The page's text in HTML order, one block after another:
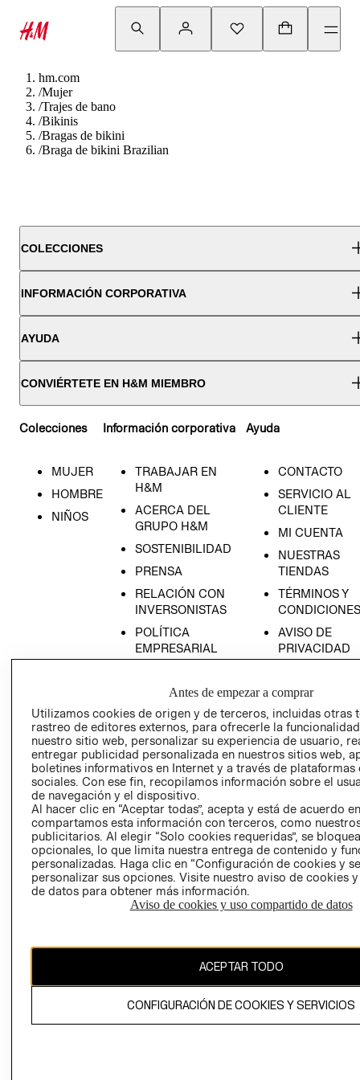
hm.com
/Mujer
/Trajes de bano
/Bikinis
/Bragas de bikini
/Braga de bikini Brazilian
COLECCIONES
INFORMACIÓN CORPORATIVA
AYUDA
CONVIÉRTETE EN H&M MIEMBRO
Colecciones
MUJER
HOMBRE
NIÑOS
Información corporativa
TRABAJAR EN
H&M
ACERCA DEL
GRUPO H&M
SOSTENIBILIDAD
PRENSA
RELACIÓN CON
INVERSONISTAS
POLÍTICA
EMPRESARIAL
Ayuda
CONTACTO
SERVICIO AL
CLIENTE
MI CUENTA
NUESTRAS
TIENDAS
TÉRMINOS Y
CONDICIONES
AVISO DE
PRIVACIDAD
AVISO DE
COOKIES
LIBRO DE
Ecuador ($)
CAMBIAR REGIÓN
El contenido de esta página web está protegido por copyright y es
propiedad de H&M Hennes & Mauritz AB.
Antes de empezar a comprar
Utilizamos cookies de origen y de terceros, incluidas otras
rastreo de editores externos, para ofrecerle la
nuestro sitio web, personalizar su experiencia de usuario,
entregar publicidad personalizada en nuestros sitios web,
boletines informativos en Internet y a través de plataformas
sociales. Con ese fin, recopilamos información sobre el
de navegación y el dispositivo.
Al hacer clic en “Aceptar todas”, acepta y está de acuerdo
compartamos esta información con terceros, como
publicitarios. Al elegir “Solo cookies requeridas”, se
opcionales, lo que limita nuestra entrega de contenido y
personalizadas. Haga clic en “Configuración de cookies y
personalizar sus opciones. Visite nuestro aviso de cookies
de datos para obtener más información.
Aviso de cookies y uso compartido de datos
ACEPTAR TODO
CONFIGURACIÓN DE COOKIES Y SERVICIOS